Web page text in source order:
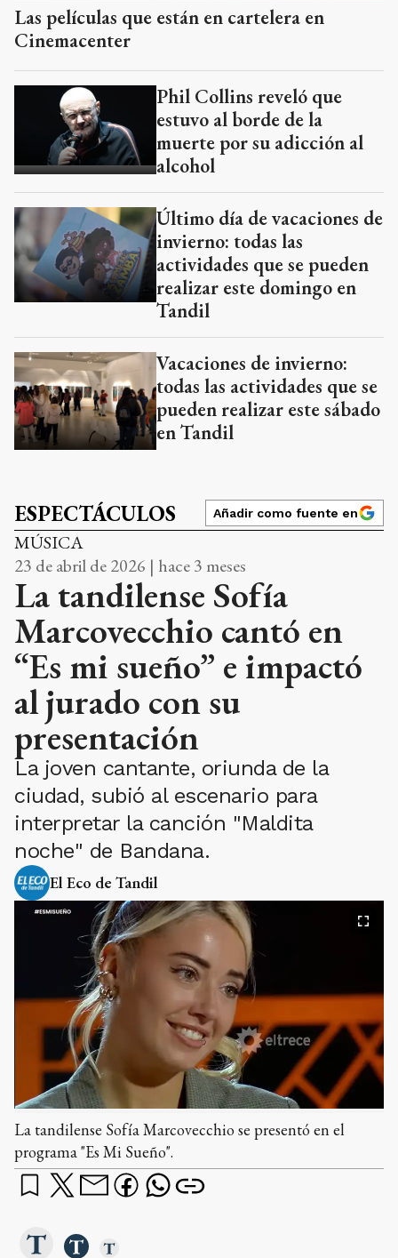
Las películas que están en cartelera en
Cinemacenter
Phil Collins reveló que
estuvo al borde de la
muerte por su adicción al
alcohol
Último día de vacaciones de
invierno: todas las
actividades que se pueden
realizar este domingo en
Tandil
Vacaciones de invierno:
todas las actividades que se
pueden realizar este sábado
en Tandil
ESPECTÁCULOS Añadir como fuente en
MÚSICA
23 de abril de 2026 | hace 3 meses
La tandilense Sofía
Marcovecchio cantó en
“Es mi sueño” e impactó
al jurado con su
presentación
La joven cantante, oriunda de la
ciudad, subió al escenario para
interpretar la canción "Maldita
noche" de Bandana.
El Eco de Tandil
La tandilense Sofía Marcovecchio se presentó en el
programa "Es Mi Sueño".